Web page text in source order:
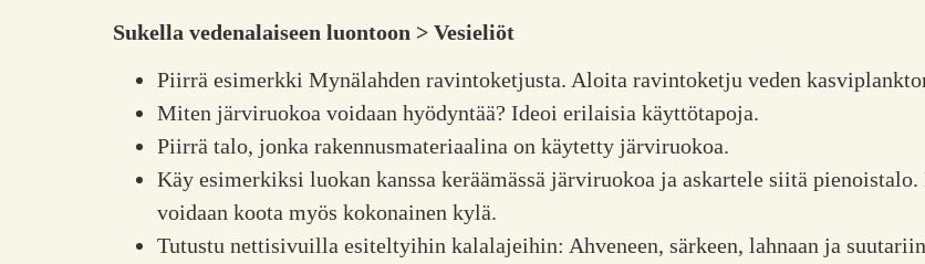
Sukella vedenalaiseen luontoon > Vesieliöt
Piirrä esimerkki Mynälahden ravintoketjusta. Aloita ravintoketju veden
Miten järviruokoa voidaan hyödyntää? Ideoi erilaisia käyttötapoja.
Piirrä talo, jonka rakennusmateriaalina on käytetty järviruokoa.
Käy esimerkiksi luokan kanssa keräämässä järviruokoa ja askartele siitä
voidaan koota myös kokonainen kylä.
Tutustu nettisivuilla esiteltyihin kalalajeihin: Ahveneen, särkeen, lahnaan ja